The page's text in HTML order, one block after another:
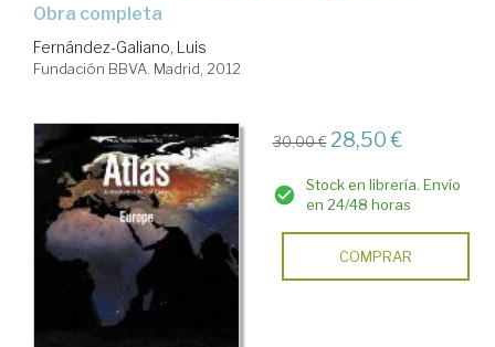
Obra completa
Fernández-Galiano, Luis
Fundación BBVA. Madrid, 2012
30,00 € 28,50 €
Stock en librería. Envío
en 24/48 horas
COMPRAR